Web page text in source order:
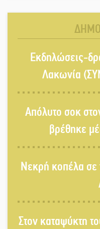
Εκδηλώσεις-
Λακωνία
Απόλυτο σοκ
βρέθηκε
Νεκρή κοπέλα σε
Στον καταψύκτη